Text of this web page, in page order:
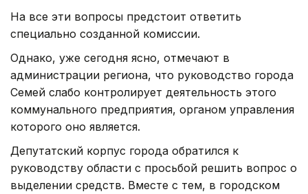
На все эти вопросы предстоит ответить
специально созданной комиссии.
Однако, уже сегодня ясно, отмечают в
администрации региона, что руководство города
Семей слабо контролирует деятельность этого
коммунального предприятия, органом управления
которого оно является.
Депутатский корпус города обратился к
руководству области с просьбой решить вопрос о
выделении средств. Вместе с тем, в городском